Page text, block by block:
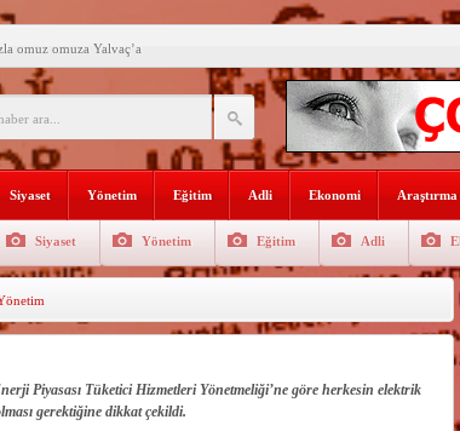
omuz omuza Yalvaç’a
ikili eğitime çözüm bulun
yıkılıyor
Ressamları Koleksiyonuna
Sorumlusu Fırıncı Değil,
Kodal’a ziyaret
Siyaset Yönetim Eğitim Adli Ekonomi Araştırma
Siyaset Yönetim Eğitim Adli
Piyasası Tüketici Hizmetleri Yönetmeliği’ne göre herkesin elektrik
gerektiğine dikkat çekildi.